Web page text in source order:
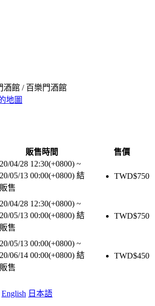
酒館 / 百樂門酒館
地圖
販售時間
售價
04/28 12:30(+0800) ~
05/13 00:00(+0800) 結
售
TWD$750
04/28 12:30(+0800) ~
05/13 00:00(+0800) 結
售
TWD$750
05/13 00:00(+0800) ~
06/14 00:00(+0800) 結
售
TWD$450
English 日本語